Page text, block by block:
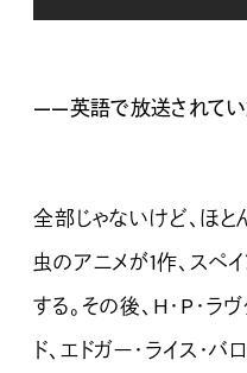
——英語で放送されてい
全部じゃないけど、ほ
虫のアニメが1作、スペ
する。その後、H・P・ラ
ド、エドガー・ライス・